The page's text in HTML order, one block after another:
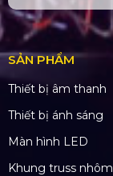
SẢN PHẨM
Thiết bị âm thanh
Thiết bị ánh sáng
Màn hình LED
Khung truss nhôm